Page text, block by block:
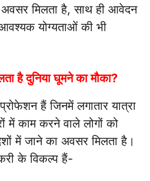
मिलता है, साथ ही आवेदन
योग्यताओं की भी
है दुनिया घूमने का मौका?
हैं जिनमें लगातार यात्रा
में काम करने वाले लोगों को
में जाने का अवसर मिलता है।
के विकल्प हैं-